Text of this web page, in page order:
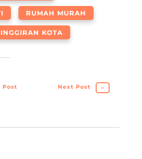
RUMAH MURAH
KOTA
Post Next Post →